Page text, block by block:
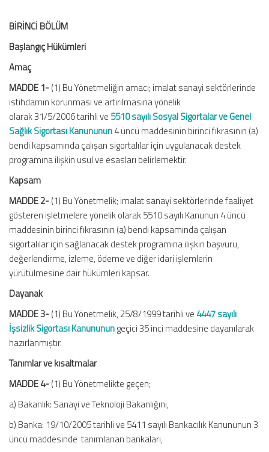
BİRİNCİ BÖLÜM
Başlangıç Hükümleri
Amaç
MADDE 1-(1) Bu Yönetmeliğin amacı; imalat sanayi sektörlerinde
istihdamın korunması ve artırılmasına yönelik
olarak 31/5/2006 tarihli ve 5510 sayılı Sosyal Sigortalar ve Genel
Sağlık Sigortası Kanununun4 üncü maddesinin birinci fıkrasının (a)
bendi kapsamında çalışan sigortalılar için uygulanacak destek
programına ilişkin usul ve esasları belirlemektir.
Kapsam
MADDE 2-(1) Bu Yönetmelik; imalat sanayi sektörlerinde faaliyet
gösteren işletmelere yönelik olarak 5510 sayılı Kanunun 4 üncü
maddesinin birinci fıkrasının (a) bendi kapsamında çalışan
sigortalılar için sağlanacak destek programına ilişkin başvuru,
değerlendirme, izleme, ödeme ve diğer idari işlemlerin
yürütülmesine dair hükümleri kapsar.
Dayanak
MADDE 3-(1) Bu Yönetmelik, 25/8/1999 tarihli ve 4447 sayılı
İşsizlik Sigortası Kanununungeçici 35 inci maddesine dayanılarak
hazırlanmıştır.
Tanımlar ve kısaltmalar
MADDE 4-(1) Bu Yönetmelikte geçen;
a) Bakanlık: Sanayi ve Teknoloji Bakanlığını,
b) Banka: 19/10/2005 tarihli ve 5411 sayılı Bankacılık Kanununun 3
üncü maddesinde tanımlanan bankaları,